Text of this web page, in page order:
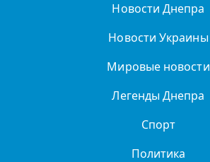
Новости Днепра
Новости Украины
Мировые новости
Легенды Днепра
Спорт
Политика